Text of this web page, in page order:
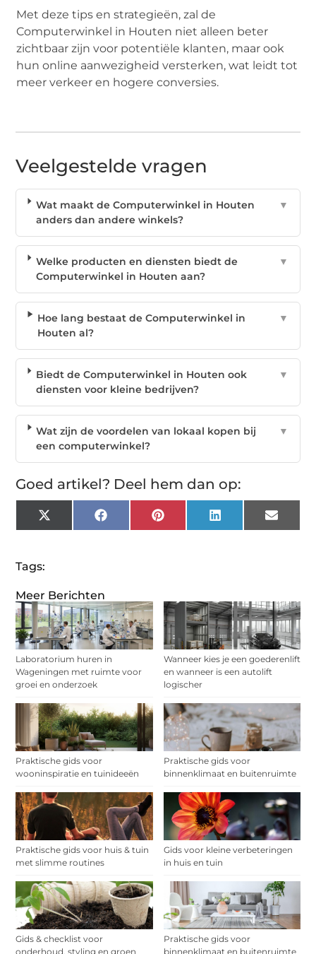
Meer Berichten
Laboratorium huren in
Wageningen met ruimte voor
groei en onderzoek
Wanneer kies je een goederenlift
en wanneer is een autolift
logischer
Praktische gids voor
wooninspiratie en tuinideeën
Praktische gids voor
binnenklimaat en buitenruimte
Praktische gids voor huis & tuin
met slimme routines
Gids voor kleine verbeteringen
in huis en tuin
Gids & checklist voor
onderhoud, styling en groen
Praktische gids voor
binnenklimaat en buitenruimte
Met deze tips en strategieën, zal de
Computerwinkel in Houten niet alleen beter
zichtbaar zijn voor potentiële klanten, maar ook
hun online aanwezigheid versterken, wat leidt tot
meer verkeer en hogere conversies.
Veelgestelde vragen
Wat maakt de Computerwinkel in Houten
anders dan andere winkels?
▼
Welke producten en diensten biedt de
Computerwinkel in Houten aan?
▼
Hoe lang bestaat de Computerwinkel in
Houten al?
▼
Biedt de Computerwinkel in Houten ook
diensten voor kleine bedrijven?
▼
Wat zijn de voordelen van lokaal kopen bij
een computerwinkel?
▼
Goed artikel? Deel hem dan op:
X
(Twitter)
Facebook Pinterest LinkedIn Email
Tags: